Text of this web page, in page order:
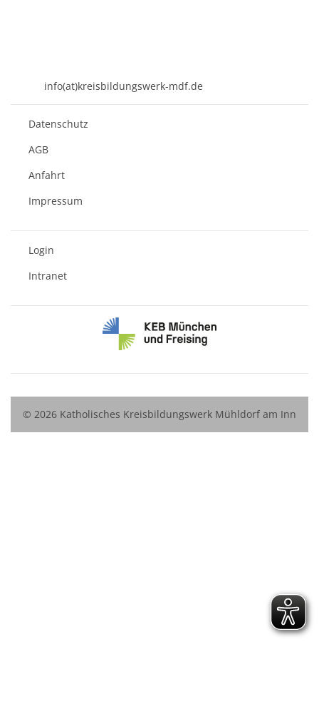
info(at)kreisbildungswerk-mdf.de
Datenschutz
AGB
Anfahrt
Impressum
Login
Intranet
© 2026 Katholisches Kreisbildungswerk Mühldorf am Inn